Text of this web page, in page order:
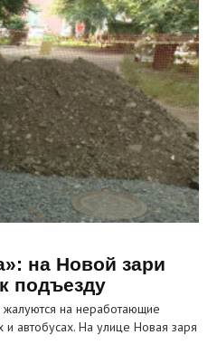
на Новой зари
подъезду
на неработающие
автобусах. На улице Новая заря